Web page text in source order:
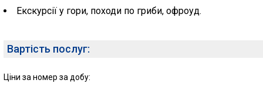
Екскурсії у гори, походи по гриби, офроуд.
Вартість послуг:
Ціни за номер за добу: